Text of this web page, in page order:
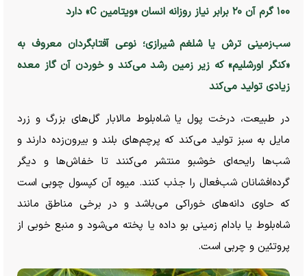
۱۰۰ گرم آن ۲۰ برابر نیاز روزانه انسان «ویتامین C» دارد
سب‌زمینی ترش یا شلغم شیرازی؛ نوعی آفتابگردان معروف به
«کنگر اورشلیم» که زیر زمین رشد می‌کند و خوردن آن گاز معده
زیادی تولید می‌کند
در طبیعت، درخت پول یا شاه‌بلوط مالابار گل‌های بزرگ و زرد
مایل به سبز تولید می‌کند که پرچم‌های بلند و بیرون‌زده دارند و
شب‌ها رایحه‌ای خوشبو منتشر می‌کنند تا خفاش‌ها و دیگر
گرده‌افشانان شب‌فعال را جذب کنند. میوه آن کپسول چوبی است
که حاوی دانه‌های خوراکی می‌باشد و در برخی مناطق مانند
شاه‌بلوط یا بادام زمینی بو داده یا پخته می‌شود و منبع خوبی از
پروتئین و چربی است.